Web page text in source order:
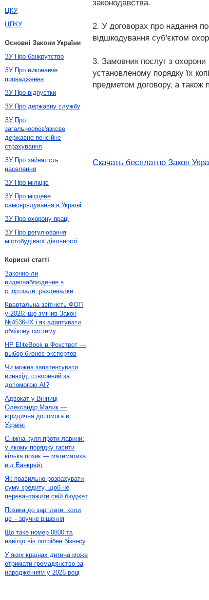
законодавства.
2. У договорах про надання
відшкодування суб'єктом
3. Замовник послуг з охорони
установленому порядку їх
предметом договору, а також
Скачать бесплатно Закон
ЦКУ
ЦПКУ
Основні Закони України
ЗУ Про банкрутство
ЗУ Про виконавче
провадження
ЗУ Про відпустки
ЗУ Про державну службу
ЗУ Про
загальнообов'язкове
державне пенсійне
страхування
ЗУ Про зайнятість
населення
ЗУ Про міліцію
ЗУ Про місцеве
самоврядування в Україні
ЗУ Про охорону праці
ЗУ Про регулювання
містобудівної діяльності
Корисні статті
Законно ли
видеонаблюдение в
спортзале, раздевалке
Квартальна звітність ФОП
у 2026: що змінив Закон
№4536-IX і як адаптувати
облікову систему
HP EliteBook в Фокстрот —
выбор бизнес-экспертов
Чи можна запатентувати
винахід, створений за
допомогою AI?
Адвокат у Вінниці
Олександр Малик —
юридична допомога в
Україні
Сніжна куля проти лавини:
у якому порядку гасити
кілька позик — математика
від Банкрейт
Як правильно розрахувати
суму кредиту, щоб не
перевантажити свій бюджет
Позика до зарплати: коли
це – зручне рішення
Що таке номер 0800 та
навіщо він потрібен бізнесу
У яких країнах дитина може
отримати громадянство за
народженням у 2026 році